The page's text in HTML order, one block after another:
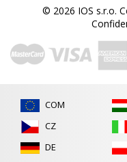
© 2026 IOS s.r.o.
COM
CZ
DE